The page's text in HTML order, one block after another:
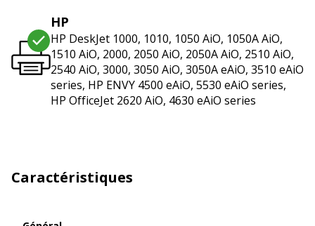
HP
HP DeskJet 1000, 1010, 1050 AiO, 1050A AiO,
1510 AiO, 2000, 2050 AiO, 2050A AiO, 2510 AiO,
2540 AiO, 3000, 3050 AiO, 3050A eAiO, 3510 eAiO
series, HP ENVY 4500 eAiO, 5530 eAiO series,
HP OfficeJet 2620 AiO, 4630 eAiO series
Caractéristiques